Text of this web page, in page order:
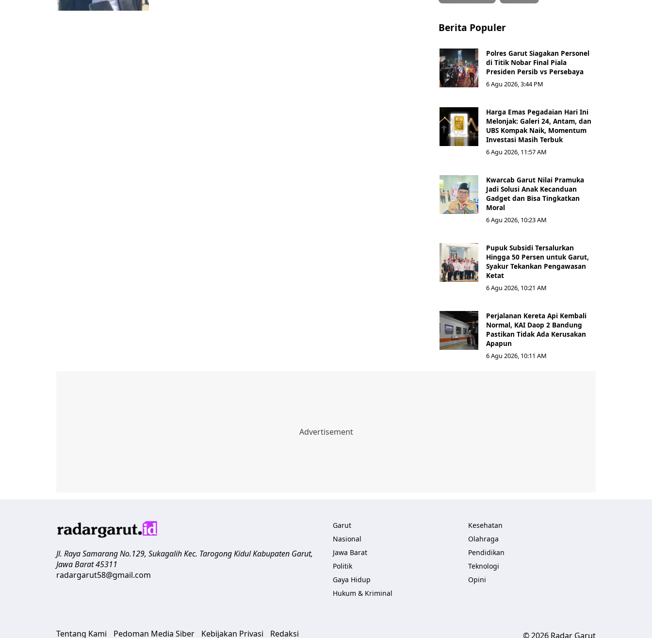
Berita Populer
Polres Garut Siagakan Personel
di Titik Nobar Final Piala
Presiden Persib vs Persebaya
6 Agu 2026, 3:44 PM
Harga Emas Pegadaian Hari Ini
Melonjak: Galeri 24, Antam, dan
UBS Kompak Naik, Momentum
Investasi Masih Terbuk
6 Agu 2026, 11:57 AM
Kwarcab Garut Nilai Pramuka
Jadi Solusi Anak Kecanduan
Gadget dan Bisa Tingkatkan
Moral
6 Agu 2026, 10:23 AM
Pupuk Subsidi Tersalurkan
Hingga 50 Persen untuk Garut,
Syakur Tekankan Pengawasan
Ketat
6 Agu 2026, 10:21 AM
Perjalanan Kereta Api Kembali
Normal, KAI Daop 2 Bandung
Pastikan Tidak Ada Kerusakan
Apapun
6 Agu 2026, 10:11 AM
Jl. Raya Samarang No.129, SukagalihKec. Tarogong Kidul Kabupaten Garut,
Jawa Barat45311
radargarut58@gmail.com
Garut
Nasional
Jawa Barat
Politik
Gaya Hidup
Hukum & Kriminal
Kesehatan
Olahraga
Pendidikan
Teknologi
Opini
Tentang Kami Pedoman Media Siber Kebijakan Privasi Redaksi © 2026 Radar Garut